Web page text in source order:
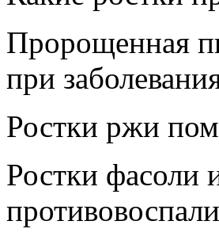
Пророщенная
при
Ростки ржи
Ростки фасоли